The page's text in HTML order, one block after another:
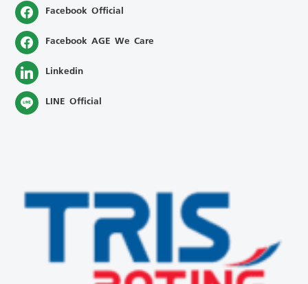
Facebook Official
Facebook AGE We Care
Linkedin
LINE Official